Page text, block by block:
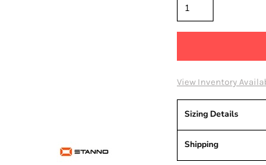
View Inventory
Sizing Details
Shipping